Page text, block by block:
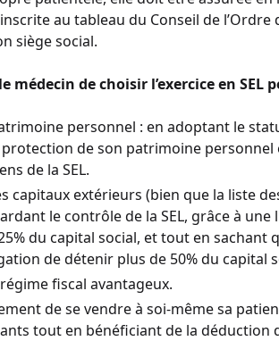
au tableau du Conseil de l’Ordre
siège social.
médecin de choisir l’exercice en SEL
personnel : en adoptant le
protection de son patrimoine
de la SEL.
capitaux extérieurs (bien que la liste
le contrôle de la SEL, grâce à
du capital social, et tout en sachant
de détenir plus de 50% du capital
fiscal avantageux.
de se vendre à soi-même sa
tout en bénéficiant de la déduction